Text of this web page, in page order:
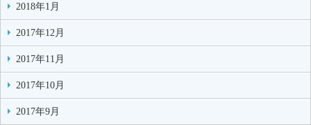
2018年1月
2017年12月
2017年11月
2017年10月
2017年9月